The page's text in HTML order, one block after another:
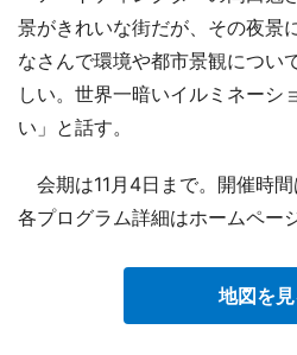
景がきれいな街だが、その夜景
なさんで環境や都市景観につい
しい。世界一暗いイルミネーシ
い」と話す。
会期は11月4日まで。開催時間
各プログラム詳細はホームペー
地図を